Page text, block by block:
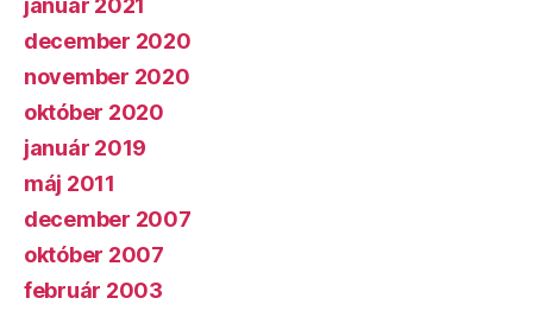
január 2021
december 2020
november 2020
október 2020
január 2019
máj 2011
december 2007
október 2007
február 2003